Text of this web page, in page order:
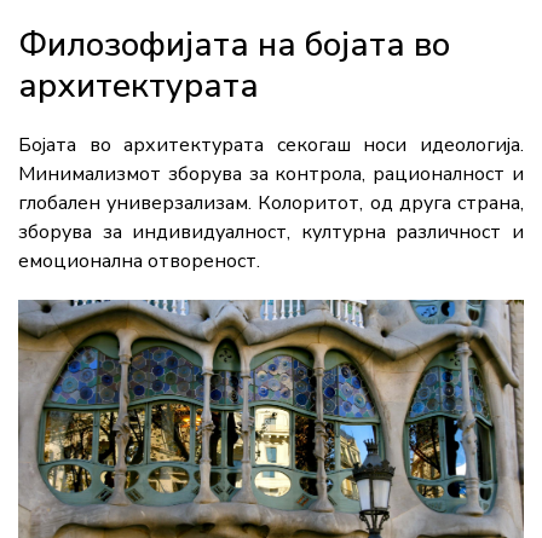
Филозофијата на бојата во
архитектурата
Бојата во архитектурата секогаш носи идеологија.
Минимализмот зборува за контрола, рационалност и
глобален универзализам. Колоритот, од друга страна,
зборува за индивидуалност, културна различност и
емоционална отвореност.